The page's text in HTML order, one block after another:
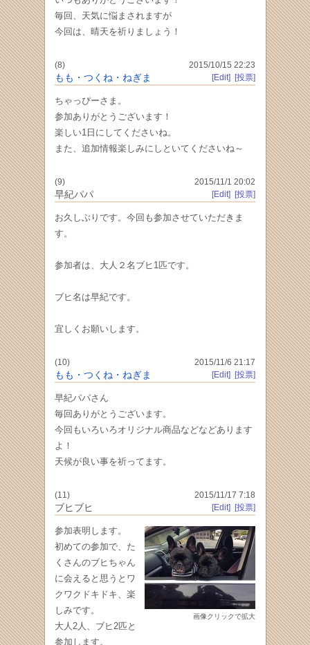
毎回、天気に悩まされますが
今回は、晴天を祈りましょう！
(8)
もも・つくね・ねぎま
2015/10/15 22:23
[Edit]
[投票]
ちゃっぴーさま。
参加ありがとうございます！
楽しい1日にしてくださいね。
また、追加情報楽しみにしといてくださいね～
(9)
早紀パパ
2015/11/1 20:02
[Edit]
[投票]
お久しぶりです。今回も参加させていただきま
す。
参加者は、大人２名ブヒ1匹です。
ブヒ名は早紀です。
宜しくお願いします。
(10)
もも・つくね・ねぎま
2015/11/6 21:17
[Edit]
[投票]
早紀パパさん
毎回ありがとうございます。
今回もいろいろオリジナル商品などなどあります
よ！
天候が良い事を祈ってます。
(11)
ブヒブヒ
2015/11/17 7:18
[Edit]
[投票]
画像クリックで拡大
参加表明します。
初めての参加で、た
くさんのブヒちゃん
に会えると思うとワ
クワクドキドキ、楽
しみです。
大人2人、ブヒ2匹と
参加します。